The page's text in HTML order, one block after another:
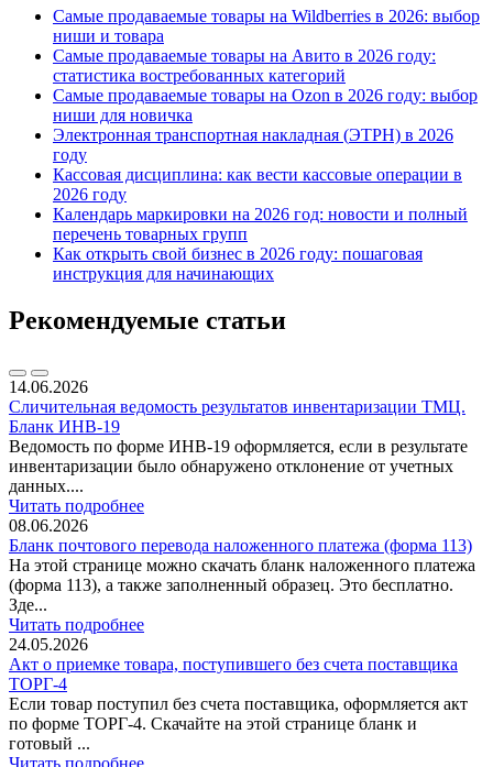
Самые продаваемые товары на Wildberries в 2026: выбор
ниши и товара
Самые продаваемые товары на Авито в 2026 году:
статистика востребованных категорий
Самые продаваемые товары на Ozon в 2026 году: выбор
ниши для новичка
Электронная транспортная накладная (ЭТРН) в 2026
году
Кассовая дисциплина: как вести кассовые операции в
2026 году
Календарь маркировки на 2026 год: новости и полный
перечень товарных групп
Как открыть свой бизнес в 2026 году: пошаговая
инструкция для начинающих
Рекомендуемые статьи
14.06.2026
Сличительная ведомость результатов инвентаризации ТМЦ.
Бланк ИНВ-19
Ведомость по форме ИНВ-19 оформляется, если в результате
инвентаризации было обнаружено отклонение от учетных
данных....
Читать подробнее
08.06.2026
Бланк почтового перевода наложенного платежа (форма 113)
На этой странице можно скачать бланк наложенного платежа
(форма 113), а также заполненный образец. Это бесплатно.
Зде...
Читать подробнее
24.05.2026
Акт о приемке товара, поступившего без счета поставщика
ТОРГ-4
Если товар поступил без счета поставщика, оформляется акт
по форме ТОРГ-4. Скачайте на этой странице бланк и
готовый ...
Читать подробнее